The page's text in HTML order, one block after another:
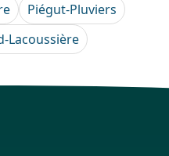
Piégut-Pluviers
Lacoussière